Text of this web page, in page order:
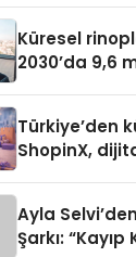
Küresel
2030’da 9,6
Türkiye’den
ShopinX,
Ayla
Şarkı: “Kayıp